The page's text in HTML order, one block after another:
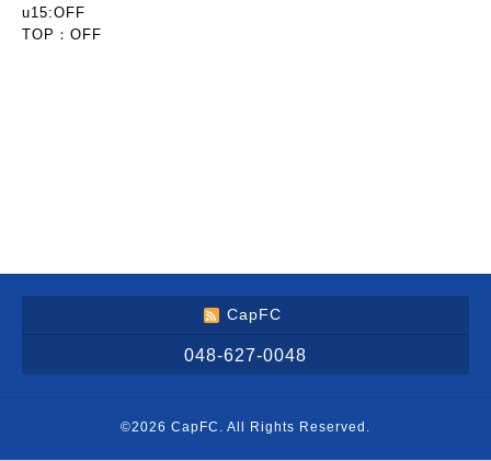
u15:OFF
TOP：OFF
CapFC
048-627-0048
©2026 CapFC . All Rights Reserved.